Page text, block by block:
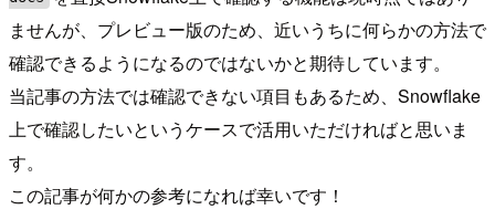
ませんが、プレビュー版のため、近いうちに何らかの方法で
確認できるようになるのではないかと期待しています。
当記事の方法では確認できない項目もあるため、Snowflake
上で確認したいというケースで活用いただければと思いま
す。
この記事が何かの参考になれば幸いです！